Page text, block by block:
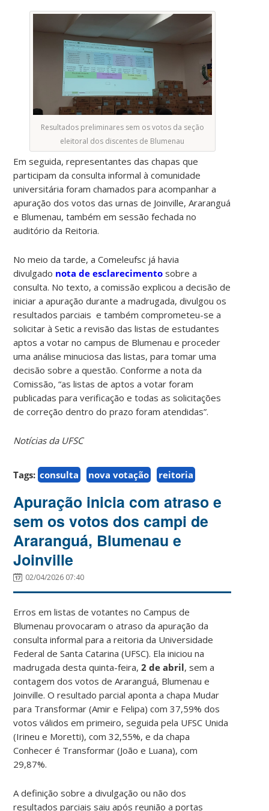
Resultados preliminares sem os votos da seção
eleitoral dos discentes de Blumenau
Em seguida, representantes das chapas que
participam da consulta informal à comunidade
universitária foram chamados para acompanhar a
apuração dos votos das urnas de Joinville, Araranguá
e Blumenau, também em sessão fechada no
auditório da Reitoria.
No meio da tarde, a Comeleufsc já havia
divulgado nota de esclarecimento sobre a
consulta. No texto, a comissão explicou a decisão de
iniciar a apuração durante a madrugada, divulgou os
resultados parciais e também comprometeu-se a
solicitar à Setic a revisão das listas de estudantes
aptos a votar no campus de Blumenau e proceder
uma análise minuciosa das listas, para tomar uma
decisão sobre a questão. Conforme a nota da
Comissão, “as listas de aptos a votar foram
publicadas para verificação e todas as solicitações
de correção dentro do prazo foram atendidas”.
Notícias da UFSC
Tags: consulta nova votação reitoria
Apuração inicia com atraso e
sem os votos dos campi de
Araranguá, Blumenau e
Joinville
02/04/2026 07:40
Erros em listas de votantes no Campus de
Blumenau provocaram o atraso da apuração da
consulta informal para a reitoria da Universidade
Federal de Santa Catarina (UFSC). Ela iniciou na
madrugada desta quinta-feira,2 de abril, sem a
contagem dos votos de Araranguá, Blumenau e
Joinville. O resultado parcial aponta a chapa Mudar
para Transformar (Amir e Felipa) com 37,59% dos
votos válidos em primeiro, seguida pela UFSC Unida
(Irineu e Moretti), com 32,55%, e da chapa
Conhecer é Transformar (João e Luana), com
29,87%.
A definição sobre a divulgação ou não dos
resultados parciais saiu após reunião a portas